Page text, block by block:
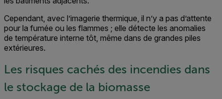
Cependant, avec l’imagerie thermique, il n’y a pas d’attente
pour la fumée ou les flammes ; elle détecte les anomalies
de température interne tôt, même dans de grandes piles
extérieures.
Les risques cachés des incendies dans
le stockage de la biomasse